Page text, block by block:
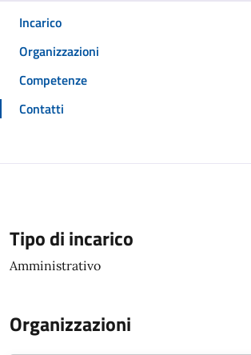
Incarico
Organizzazioni
Competenze
Contatti
Tipo di incarico
Amministrativo
Organizzazioni